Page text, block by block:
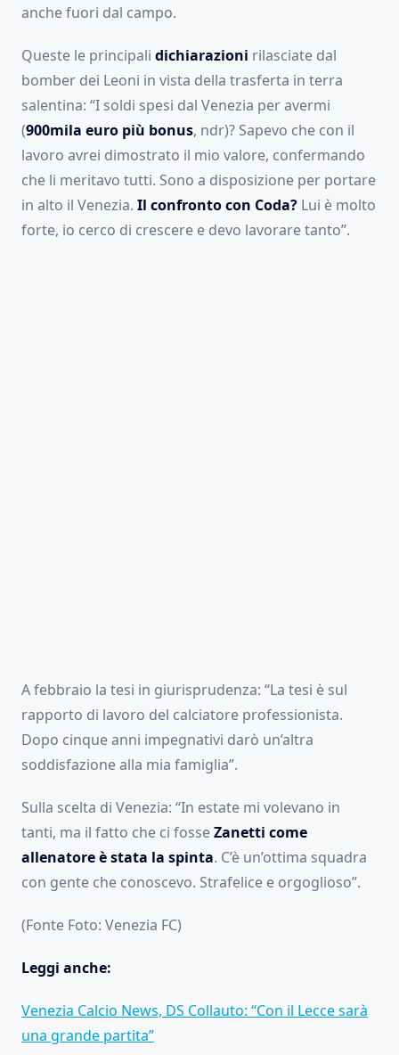
anche fuori dal campo.
Queste le principali dichiarazioni rilasciate dal
bomber dei Leoni in vista della trasferta in terra
salentina: “I soldi spesi dal Venezia per avermi
(900mila euro più bonus, ndr)? Sapevo che con il
lavoro avrei dimostrato il mio valore, confermando
che li meritavo tutti. Sono a disposizione per portare
in alto il Venezia. Il confronto con Coda? Lui è molto
forte, io cerco di crescere e devo lavorare tanto”.
A febbraio la tesi in giurisprudenza: “La tesi è sul
rapporto di lavoro del calciatore professionista.
Dopo cinque anni impegnativi darò un’altra
soddisfazione alla mia famiglia”.
Sulla scelta di Venezia: “In estate mi volevano in
tanti, ma il fatto che ci fosseZanetti come
allenatore è stata la spinta. C’è un’ottima squadra
con gente che conoscevo. Strafelice e orgoglioso”.
(Fonte Foto: Venezia FC)
Leggi anche:
Venezia Calcio News, DS Collauto: “Con il Lecce sarà
una grande partita”